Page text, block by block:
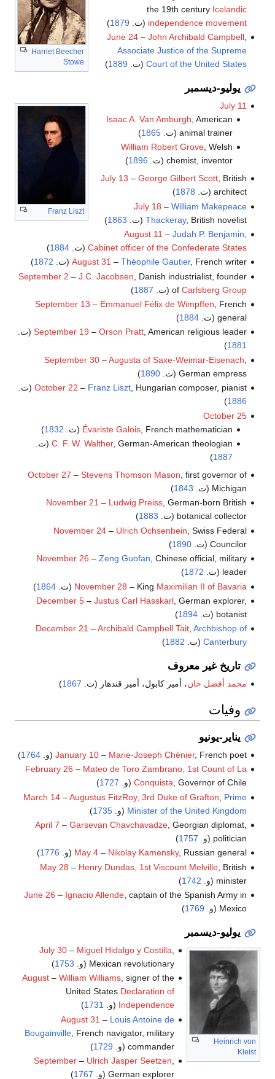
Harriet Beecher
Stowe
the 19th century Icelandic
independence movement (ت. 1879
)
June 24– John Archibald Campbell,
Associate Justice of the Supreme
Court of the United States (ت. 1889
)
يوليو-ديسمبر
Franz Liszt
July 11
Isaac A. Van Amburgh , American
animal trainer (ت.
1865
)
William Robert Grove , Welsh
chemist, inventor (ت.
1896
)
July 13 – George Gilbert Scott, British
architect (ت.
1878
)
July 18 – William Makepeace
Thackeray, British novelist (ت. 1863
)
August 11 – Judah P. Benjamin
Cabinet officer of the Confederate States (ت.1884
)
August 31 – Théophile Gautier, French writer (ت. 1872
)
September 2 – J.C. Jacobsen , Danish industrialist, founder
of Carlsberg Group (ت. 1887
)
September 13 – Emmanuel Félix de Wimpffen , French
general (ت.
1884
)
September 19 – Orson Pratt, American religious leader (ت.
1881
)
September 30–Augusta of Saxe-Weimar-Eisenach
German empress (ت.
1890
)
October 22 – Franz Liszt, Hungarian composer, pianist (ت.
1886
)
October 25
Évariste Galois , French mathematician (ت. 1832
)
C. F. W. Walther, German-American theologian (ت.
1887
)
October 27 – Stevens Thomson Mason , first governor of
Michigan (ت.
1843
)
November 21 – Ludwig Preiss, German-born British
botanical collector (ت.
1883
)
November 24– Ulrich Ochsenbein , Swiss Federal
Councilor (ت.
1890
)
November 26 – Zeng Guofan , Chinese official, military
leader (ت.
1872
)
November 28 – King Maximilian II of Bavaria (ت.1864
)
December 5– Justus Carl Hasskarl, German explorer,
botanist (ت.
1894
)
December 21 –Archibald Campbell Tait, Archbishop of
Canterbury (ت. 1882
)
تاريخ غير معروف
محمد أفضل خان، أمير كابول، أمير قندهار (ت. 1867
)
وفيات
يناير-يونيو
January 10– Marie-Joseph Chénier, French poet (و. 1764
)
February 26 – Mateo de Toro Zambrano, 1st Count of La
Conquista, Governor of Chile (و. 1727
)
March 14–Augustus FitzRoy, 3rd Duke of Grafton
Prime
Minister of the United Kingdom (و.1735
)
April 7 – Garsevan Chavchavadze, Georgian diplomat,
politician (و.
1757
)
May 4– Nikolay Kamensky, Russian general (و. 1776
)
May 28 – Henry Dundas, 1st Viscount Melville, British
minister (و.
1742
)
June 26 – Ignacio Allende, captain of the Spanish Army in
Mexico (و.
1769
)
يوليو-ديسمبر
Heinrich von
Kleist
July 30 – Miguel Hidalgo y Costilla
Mexican revolutionary (و.
1753
)
August –William Williams , signer of the
United States Declaration of
Independence (و. 1731
)
August 31 – Louis Antoine de
Bougainville , French navigator, military
commander (و.
1729
)
September – Ulrich Jasper Seetzen
German explorer (و.
1767
)